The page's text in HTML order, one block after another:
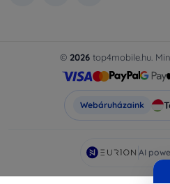
© 2026 top4mobile.hu.
Webáruházaink
AI